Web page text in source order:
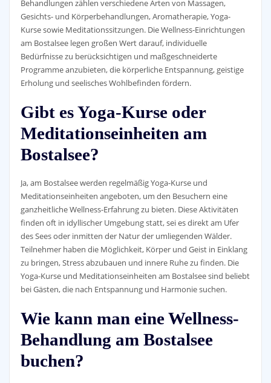
Behandlungen zählen verschiedene Arten von Massagen,
Gesichts- und Körperbehandlungen, Aromatherapie, Yoga-
Kurse sowie Meditationssitzungen. Die Wellness-Einrichtungen
am Bostalsee legen großen Wert darauf, individuelle
Bedürfnisse zu berücksichtigen und maßgeschneiderte
Programme anzubieten, die körperliche Entspannung, geistige
Erholung und seelisches Wohlbefinden fördern.
Gibt es Yoga-Kurse oder
Meditationseinheiten am
Bostalsee?
Ja, am Bostalsee werden regelmäßig Yoga-Kurse und
Meditationseinheiten angeboten, um den Besuchern eine
ganzheitliche Wellness-Erfahrung zu bieten. Diese Aktivitäten
finden oft in idyllischer Umgebung statt, sei es direkt am Ufer
des Sees oder inmitten der Natur der umliegenden Wälder.
Teilnehmer haben die Möglichkeit, Körper und Geist in Einklang
zu bringen, Stress abzubauen und innere Ruhe zu finden. Die
Yoga-Kurse und Meditationseinheiten am Bostalsee sind beliebt
bei Gästen, die nach Entspannung und Harmonie suchen.
Wie kann man eine Wellness-
Behandlung am Bostalsee
buchen?